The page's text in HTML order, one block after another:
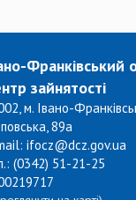
Франківський
зайнятості
м. Івано-
89а
ifocz@dcz.gov.ua
(0342) 51-21-25